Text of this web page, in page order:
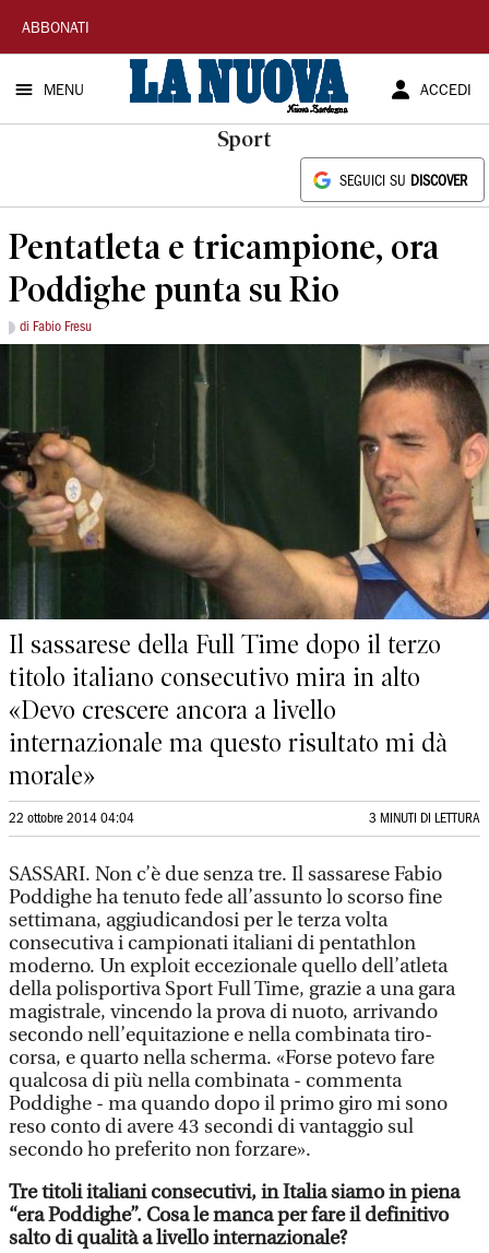
La
Nuova
Sardegna
ABBONATI
MENU ACCEDI
Sport
SEGUICI SU DISCOVER
Pentatleta e tricampione, ora
Poddighe punta su Rio
di Fabio Fresu
Il sassarese della Full Time dopo il terzo
titolo italiano consecutivo mira in alto
«Devo crescere ancora a livello
internazionale ma questo risultato mi dà
morale»
22 ottobre 2014 04:04 3 MINUTI DI LETTURA
SASSARI. Non c’è due senza tre. Il sassarese Fabio
Poddighe ha tenuto fede all’assunto lo scorso fine
settimana, aggiudicandosi per le terza volta
consecutiva i campionati italiani di pentathlon
moderno. Un exploit eccezionale quello dell’atleta
della polisportiva Sport Full Time, grazie a una gara
magistrale, vincendo la prova di nuoto, arrivando
secondo nell’equitazione e nella combinata tiro-
corsa, e quarto nella scherma. «Forse potevo fare
qualcosa di più nella combinata - commenta
Poddighe - ma quando dopo il primo giro mi sono
reso conto di avere 43 secondi di vantaggio sul
secondo ho preferito non forzare».
Tre titoli italiani consecutivi, in Italia siamo in piena
“era Poddighe”. Cosa le manca per fare il definitivo
salto di qualità a livello internazionale?